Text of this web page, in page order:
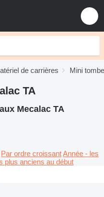
de carrières Mini
TA
Mecalac TA
Par ordre croissantAnnée - les
plus anciens au début